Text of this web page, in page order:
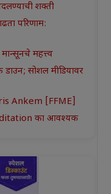
शक्ती
परिणाम:
महत्त्व
डाउन; सोशल मीडियावर
Ankem [FFME]
का आवश्यक